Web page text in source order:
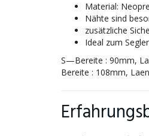
Material:
Nähte sind
zusätzliche
Ideal zum
S—Bereite : 90mm,
Bereite : 108mm,